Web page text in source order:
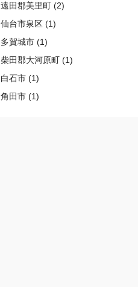
遠田郡美里町 (2)
仙台市泉区 (1)
多賀城市 (1)
柴田郡大河原町 (1)
白石市 (1)
角田市 (1)